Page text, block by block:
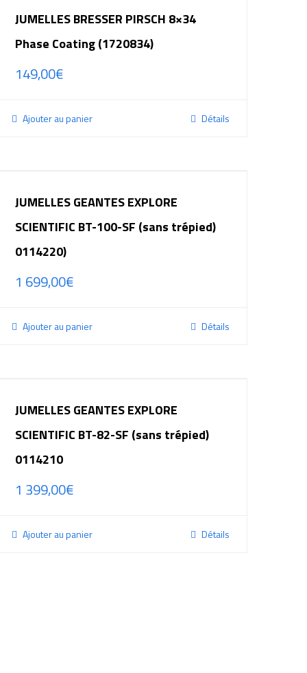
JUMELLES BRESSER PIRSCH 8×34
Phase Coating (1720834)
149,00€
Ajouter au panier Détails
JUMELLES GEANTES EXPLORE
SCIENTIFIC BT-100-SF (sans trépied)
0114220)
1 699,00€
Ajouter au panier Détails
JUMELLES GEANTES EXPLORE
SCIENTIFIC BT-82-SF (sans trépied)
0114210
1 399,00€
Ajouter au panier Détails